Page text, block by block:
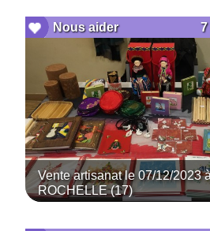
7
Nous aider
Vente artisanat le 07/12/2023
ROCHELLE (17)